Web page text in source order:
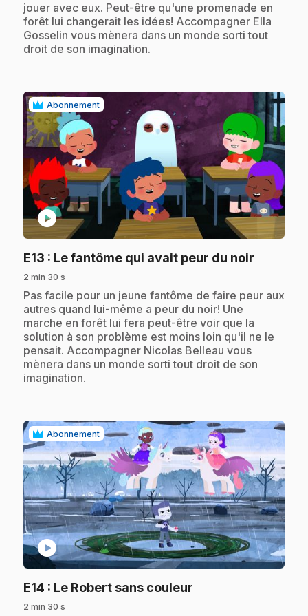
jouer avec eux. Peut-être qu'une promenade en
forêt lui changerait les idées! Accompagner Ella
Gosselin vous mènera dans un monde sorti tout
droit de son imagination.
Abonnement
play_circle
E13 : Le fantôme qui avait peur du noir
2 min 30 s
.Pas facile pour un jeune fantôme de faire peur aux
autres quand lui-même a peur du noir! Une
marche en forêt lui fera peut-être voir que la
solution à son problème est moins loin qu'il ne le
pensait. Accompagner Nicolas Belleau vous
mènera dans un monde sorti tout droit de son
imagination.
Abonnement
play_circle
E14 : Le Robert sans couleur
2 min 30 s